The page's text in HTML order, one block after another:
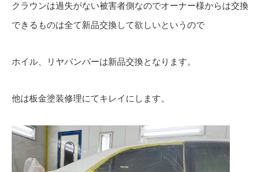
クラウンは過失がない被害者側なのでオーナー様からは交換
できるものは全て新品交換して欲しいというので
ホイル、リヤバンパーは新品交換となります。
他は板金塗装修理にてキレイにします。